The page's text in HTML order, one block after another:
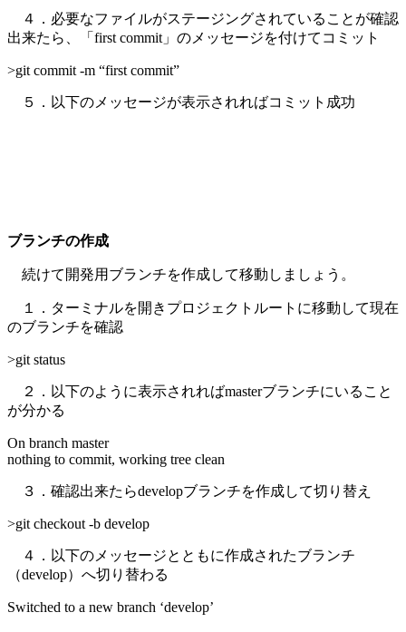
４．必要なファイルがステージングされていることが確認
出来たら、「first commit」のメッセージを付けてコミット
>git commit -m “first commit”
５．以下のメッセージが表示されればコミット成功
ブランチの作成
続けて開発用ブランチを作成して移動しましょう。
１．ターミナルを開きプロジェクトルートに移動して現在
のブランチを確認
>git status
２．以下のように表示されればmasterブランチにいること
が分かる
On branch master
nothing to commit, working tree clean
３．確認出来たらdevelopブランチを作成して切り替え
>git checkout -b develop
４．以下のメッセージとともに作成されたブランチ
（develop）へ切り替わる
Switched to a new branch ‘develop’